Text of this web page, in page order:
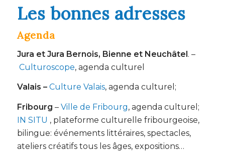
Les bonnes adresses
Agenda
Jura et Jura Bernois, Bienne et Neuchâtel. –
Culturoscope, agenda culturel
Valais – Culture Valais, agenda culturel;
Fribourg – Ville de Fribourg, agenda culturel;
IN SITU , plateforme culturelle fribourgeoise,
bilingue: événements littéraires, spectacles,
ateliers créatifs tous les âges, expositions…